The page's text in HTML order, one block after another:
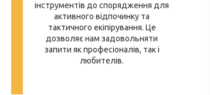
інструментів до спорядження для
активного відпочинку та
тактичного екіпірування. Це
дозволяє нам задовольняти
запити як професіоналів, так і
любителів.